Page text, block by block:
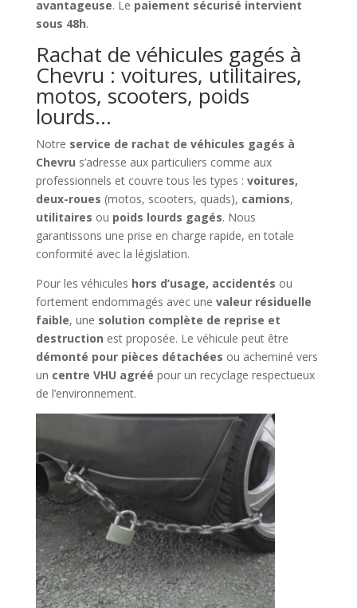
avantageuse. Le paiement sécurisé intervient
sous 48h.
Rachat de véhicules gagés à
Chevru : voitures, utilitaires,
motos, scooters, poids
lourds…
Notre service de rachat de véhicules gagés à
Chevru s’adresse aux particuliers comme aux
professionnels et couvre tous les types : voitures,
deux-roues (motos, scooters, quads), camions,
utilitaires ou poids lourds gagés. Nous
garantissons une prise en charge rapide, en totale
conformité avec la législation.
Pour les véhicules hors d’usage, accidentés ou
fortement endommagés avec une valeur résiduelle
faible, une solution complète de reprise et
destruction est proposée. Le véhicule peut être
démonté pour pièces détachées ou acheminé vers
un centre VHU agréé pour un recyclage respectueux
de l’environnement.